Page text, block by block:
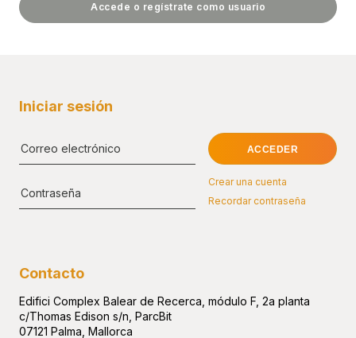
Accede o regístrate como usuario
Iniciar sesión
Crear una cuenta
Recordar contraseña
Contacto
Edifici Complex Balear de Recerca, módulo F, 2a planta
c/Thomas Edison s/n, ParcBit
07121 Palma, Mallorca
Selecciona las iniciativas de tu interés y
mantente al día de nuestros últimos
resultados
sobre nuestros eventos